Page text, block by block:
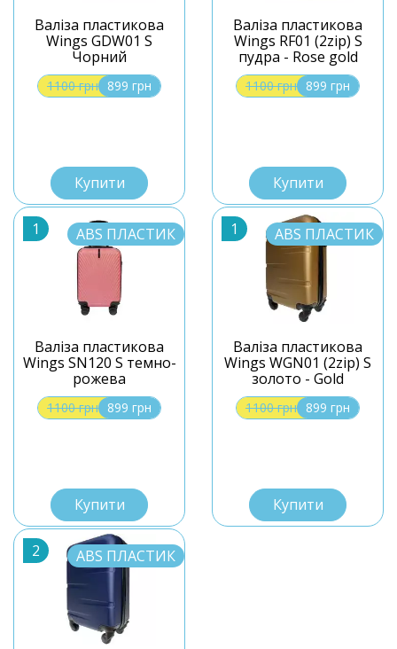
Валіза пластикова
Wings GDW01 S
Чорний
1100 грн 899 грн
Купити
Валіза пластикова
Wings RF01 (2zip) S
пудра - Rose gold
1100 грн 899 грн
Купити
1 ABS ПЛАСТИК
Валіза пластикова
Wings SN120 S темно-
рожева
1100 грн 899 грн
Купити
1 ABS ПЛАСТИК
Валіза пластикова
Wings WGN01 (2zip) S
золото - Gold
1100 грн 899 грн
Купити
2 ABS ПЛАСТИК